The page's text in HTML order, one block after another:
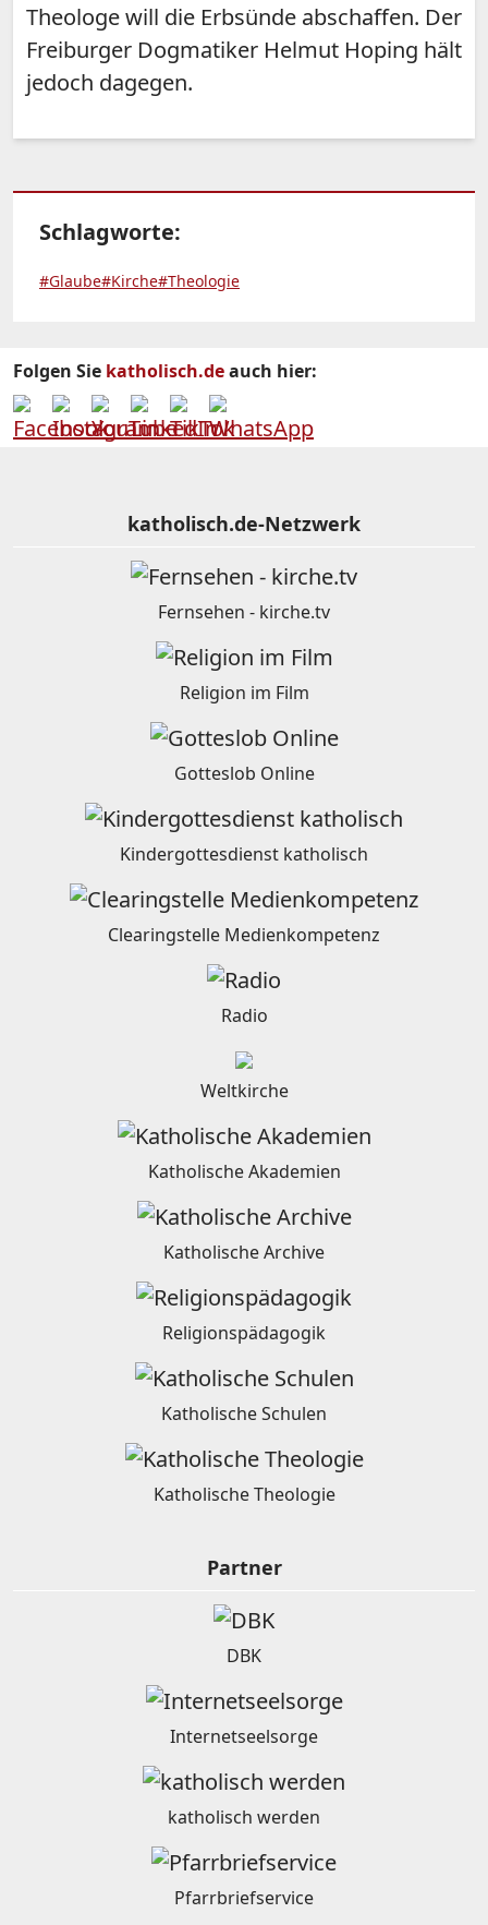
Theologe will die Erbsünde abschaffen. Der
Freiburger Dogmatiker Helmut Hoping hält
jedoch dagegen.
Schlagworte:
#Glaube#Kirche#Theologie
Folgen Sie katholisch.deauch hier:
katholisch.de-Netzwerk
Fernsehen - kirche.tv
Religion im Film
Gotteslob Online
Kindergottesdienst katholisch
Clearingstelle Medienkompetenz
Radio
Weltkirche
Katholische Akademien
Katholische Archive
Religionspädagogik
Katholische Schulen
Katholische Theologie
Partner
DBK
Internetseelsorge
katholisch werden
Pfarrbriefservice